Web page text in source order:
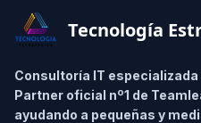
Tecnología
Consultoría IT especializada
Partner oficial nº1 de
ayudando a pequeñas y